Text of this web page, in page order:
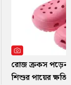
রোজ ক্রকস
শিশুর পায়ের